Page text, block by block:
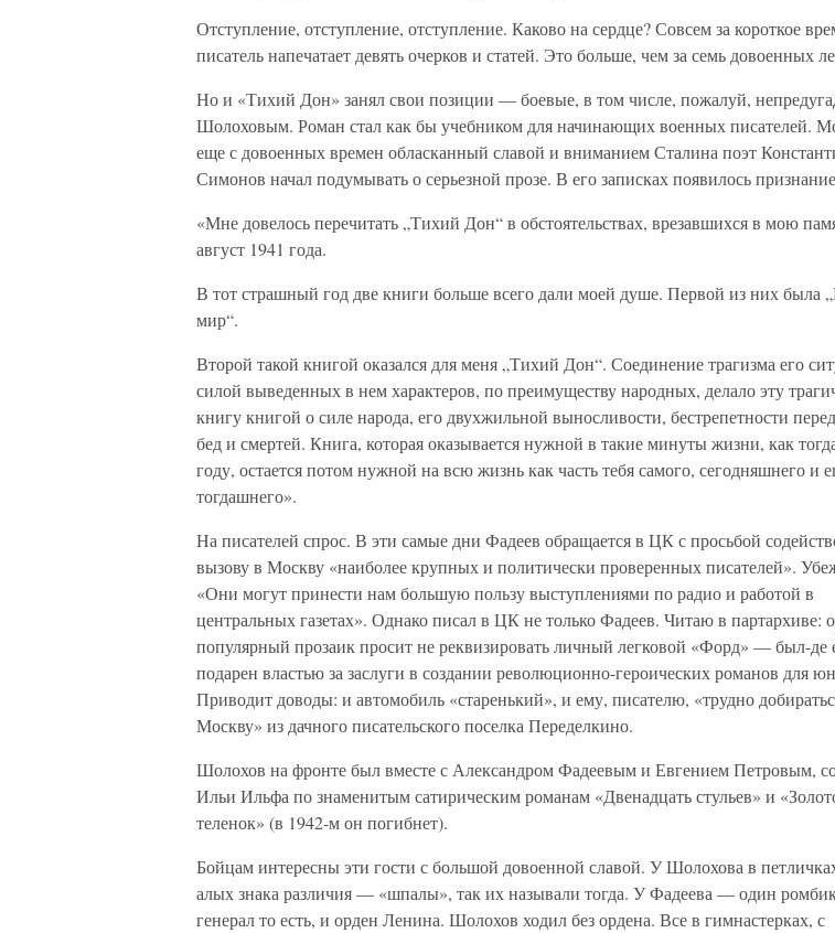
Отступление, отступление, отступление. Каково на сердце? Совсем за короткое
писатель напечатает девять очерков и статей. Это больше, чем за семь довоенных
Но и «Тихий Дон» занял свои позиции — боевые, в том числе, пожалуй,
Шолоховым. Роман стал как бы учебником для начинающих военных писателей.
еще с довоенных времен обласканный славой и вниманием Сталина поэт
Симонов начал подумывать о серьезной прозе. В его записках появилось
«Мне довелось перечитать „Тихий Дон“ в обстоятельствах, врезавшихся в мою
август 1941 года.
В тот страшный год две книги больше всего дали моей душе. Первой из них была
мир“.
Второй такой книгой оказался для меня „Тихий Дон“. Соединение трагизма его
силой выведенных в нем характеров, по преимуществу народных, делало эту
книгу книгой о силе народа, его двухжильной выносливости, бестрепетности
бед и смертей. Книга, которая оказывается нужной в такие минуты жизни, как
году, остается потом нужной на всю жизнь как часть тебя самого, сегодняшнего и
тогдашнего».
На писателей спрос. В эти самые дни Фадеев обращается в ЦК с просьбой
вызову в Москву «наиболее крупных и политически проверенных писателей».
«Они могут принести нам большую пользу выступлениями по радио и работой в
центральных газетах». Однако писал в ЦК не только Фадеев. Читаю в партархиве:
популярный прозаик просит не реквизировать личный легковой «Форд» — был-де
подарен властью за заслуги в создании революционно-героических романов для
Приводит доводы: и автомобиль «старенький», и ему, писателю, «трудно
Москву» из дачного писательского поселка Переделкино.
Шолохов на фронте был вместе с Александром Фадеевым и Евгением Петровым,
Ильи Ильфа по знаменитым сатирическим романам «Двенадцать стульев» и
теленок» (в 1942-м он погибнет).
Бойцам интересны эти гости с большой довоенной славой. У Шолохова в
алых знака различия — «шпалы», так их называли тогда. У Фадеева — один
генерал то есть, и орден Ленина. Шолохов ходил без ордена. Все в гимнастерках, с